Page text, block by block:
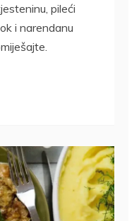
pileći
i narendanu